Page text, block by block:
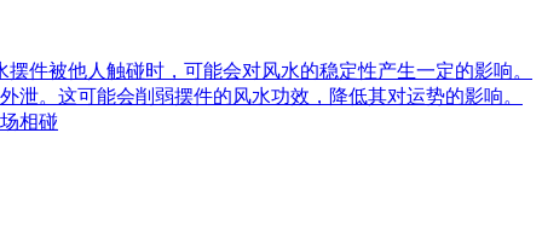
件被他人触碰时，可能会对风水的稳定性产生一定的影响。
。这可能会削弱摆件的风水功效，降低其对运势的影响。
相碰